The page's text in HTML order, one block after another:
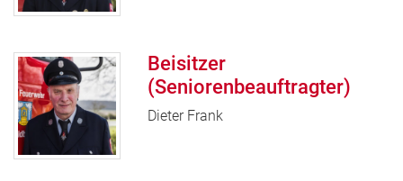
Beisitzer
(Seniorenbeauftragter)
Dieter Frank